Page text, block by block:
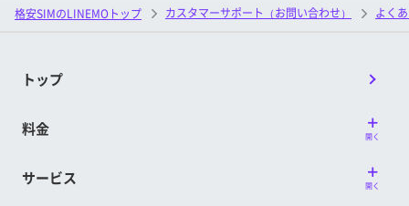
格安SIMのLINEMOトップ カスタマーサポート（お問い合わせ） よく
トップ
料金 開く
サービス 開く